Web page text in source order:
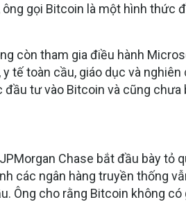
gọi Bitcoin là một hình thức
còn tham gia điều hành
tế toàn cầu, giáo dục và
tư vào Bitcoin và cũng chưa
Chase bắt đầu bày tỏ
các ngân hàng truyền thống
Ông cho rằng Bitcoin không